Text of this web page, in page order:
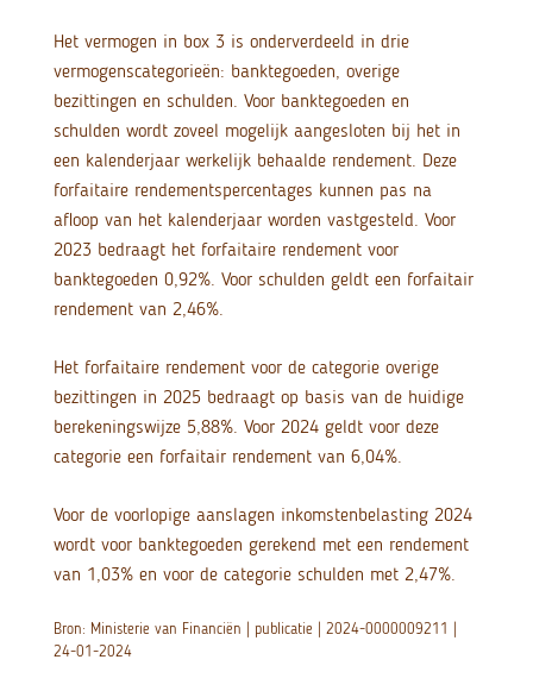
Het vermogen in box 3 is onderverdeeld in drie
vermogenscategorieën: banktegoeden, overige
bezittingen en schulden. Voor banktegoeden en
schulden wordt zoveel mogelijk aangesloten bij het in
een kalenderjaar werkelijk behaalde rendement. Deze
forfaitaire rendementspercentages kunnen pas na
afloop van het kalenderjaar worden vastgesteld. Voor
2023 bedraagt het forfaitaire rendement voor
banktegoeden 0,92%. Voor schulden geldt een forfaitair
rendement van 2,46%.
Het forfaitaire rendement voor de categorie overige
bezittingen in 2025 bedraagt op basis van de huidige
berekeningswijze 5,88%. Voor 2024 geldt voor deze
categorie een forfaitair rendement van 6,04%.
Voor de voorlopige aanslagen inkomstenbelasting 2024
wordt voor banktegoeden gerekend met een rendement
van 1,03% en voor de categorie schulden met 2,47%.
Bron: Ministerie van Financiën | publicatie | 2024-0000009211 |
24-01-2024